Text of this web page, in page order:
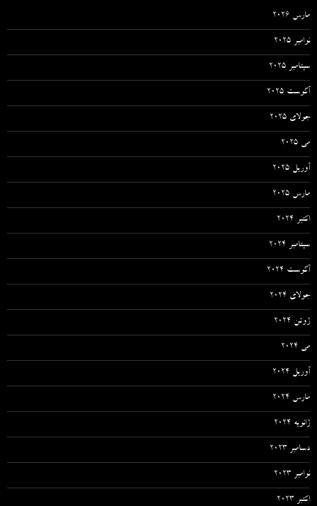
مارس 2026
نوامبر 2025
سپتامبر 2025
آگوست 2025
جولای 2025
می 2025
آوریل 2025
مارس 2025
اکتبر 2024
سپتامبر 2024
آگوست 2024
جولای 2024
ژوئن 2024
می 2024
آوریل 2024
مارس 2024
ژانویه 2024
دسامبر 2023
نوامبر 2023
اکتبر 2023